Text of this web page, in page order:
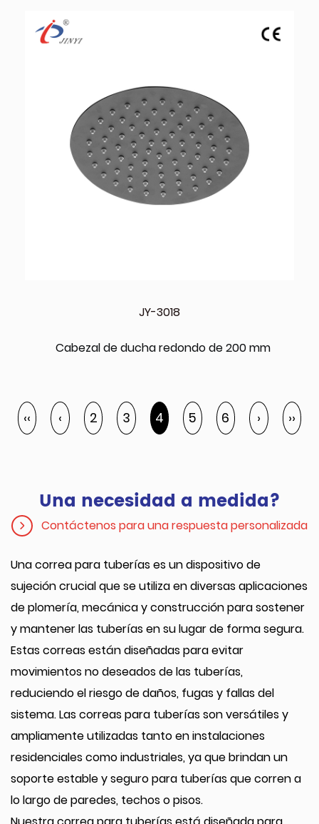
JY-3018
Cabezal de ducha redondo de 200 mm
‹‹ ‹ 2 3 4 5 6 › ››
Una necesidad a medida?
Contáctenos para una respuesta personalizada
Una correa para tuberías es un dispositivo de
sujeción crucial que se utiliza en diversas aplicaciones
de plomería, mecánica y construcción para sostener
y mantener las tuberías en su lugar de forma segura.
Estas correas están diseñadas para evitar
movimientos no deseados de las tuberías,
reduciendo el riesgo de daños, fugas y fallas del
sistema. Las correas para tuberías son versátiles y
ampliamente utilizadas tanto en instalaciones
residenciales como industriales, ya que brindan un
soporte estable y seguro para tuberías que corren a
lo largo de paredes, techos o pisos.